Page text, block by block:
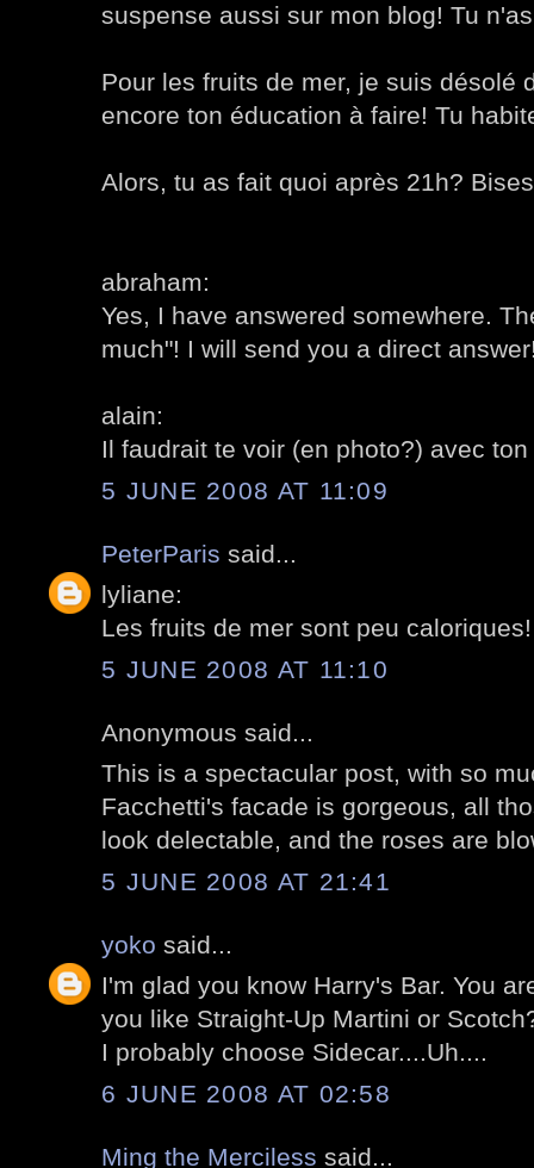
suspense aussi sur mon blog! Tu
Pour les fruits de mer, je suis désolé
encore ton éducation à faire! Tu
Alors, tu as fait quoi après 21h?
abraham:
Yes, I have answered somewhere.
much"! I will send you a direct
alain:
Il faudrait te voir (en photo?) avec
5 JUNE 2008 AT 11:09
PeterParis said...
lyliane:
Les fruits de mer sont peu caloriques!
5 JUNE 2008 AT 11:10
Anonymous said...
This is a spectacular post, with so
Facchetti's facade is gorgeous, all
look delectable, and the roses are
5 JUNE 2008 AT 21:41
yoko said...
I'm glad you know Harry's Bar. You
you like Straight-Up Martini or
I probably choose Sidecar....Uh....
6 JUNE 2008 AT 02:58
Ming the Merciless said...